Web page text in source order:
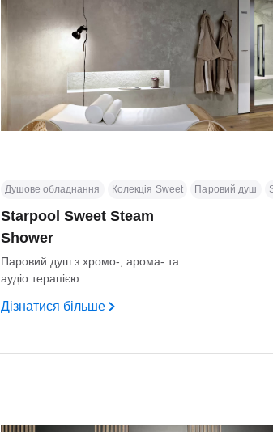
Starpool Sweet Steam
Shower
Паровий душ з хромо-, арома- та
аудіо терапією
Дізнатися більше
Душове обладнання Колекція Sweet Паровий душ